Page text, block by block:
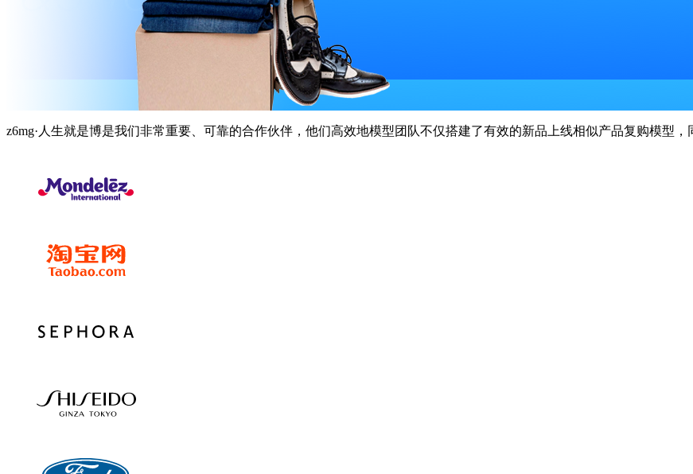
z6mg·人生就是博是我们非常重要、可靠的合作伙伴，他们高效地模型团队不仅搭建了有效的新品上线相似产品复购模型